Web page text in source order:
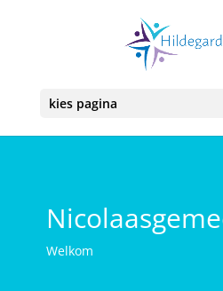
kies pagina
Welkom